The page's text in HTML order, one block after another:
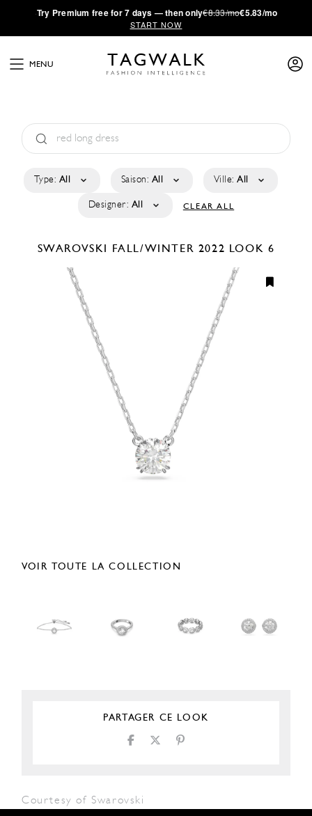
·Try Premium free for 7 days — then only€8.33/mo€5.83/mo
START NOW
MENU
Type: All Saison: All Ville: All
Designer: All CLEAR ALL
SWAROVSKI FALL/WINTER 2022 LOOK 6
VOIR TOUTE LA COLLECTION
PARTAGER CE LOOK
Courtesy of Swarovski